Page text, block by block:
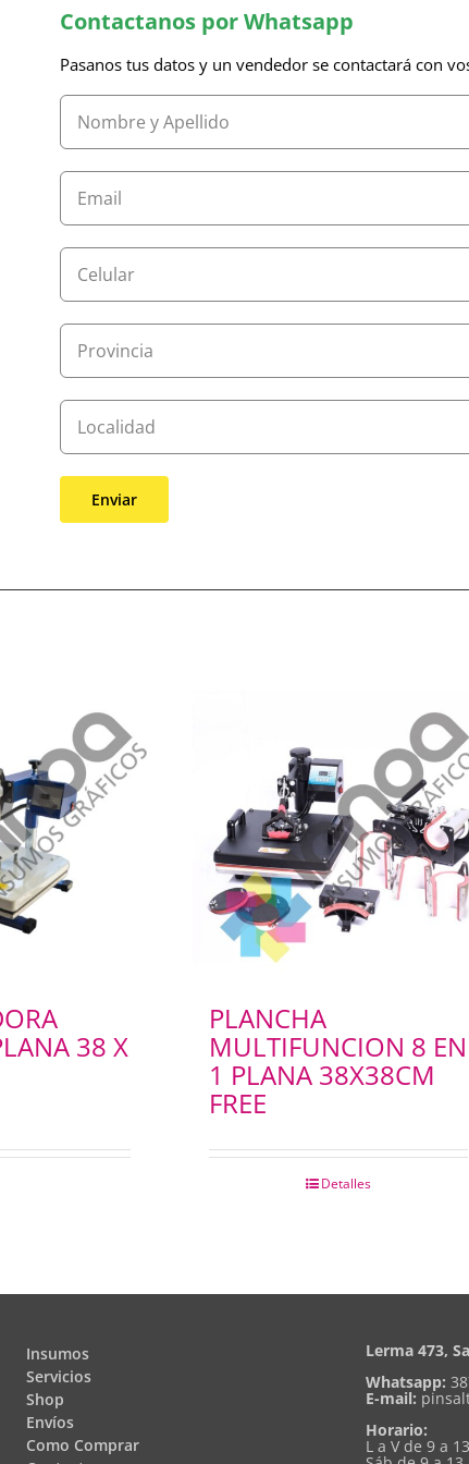
Contactanos por Whatsapp
Pasanos tus datos y un vendedor se contactará con
38 X
PLANCHA
MULTIFUNCION 8 EN
1 PLANA 38X38CM
FREE
Detalles
Insumos
Servicios
Shop
Envíos
Como Comprar
Lerma 473,
Whatsapp:
E-mail:
Horario:
L a V de 9 a